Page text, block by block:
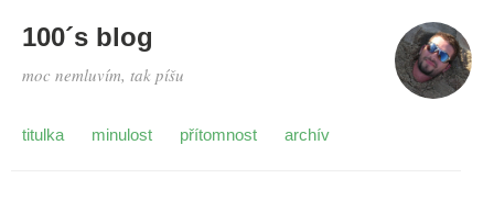
100´s blog
moc nemluvím, tak píšu
titulka minulost přítomnost archív